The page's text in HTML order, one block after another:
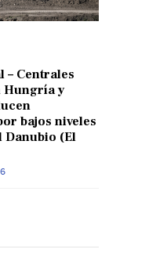
– Centrales
Hungría y
bajos niveles
Danubio (El